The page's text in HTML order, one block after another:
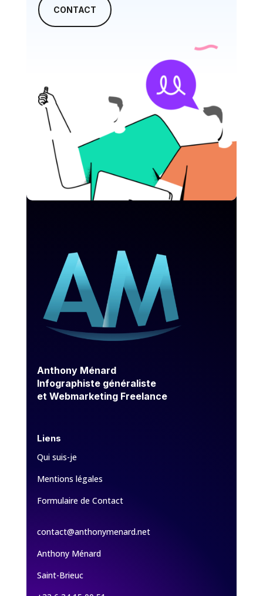
CONTACT
Anthony Ménard
Infographiste généraliste
et Webmarketing Freelance
Liens
Qui suis-je
Mentions légales
Formulaire de Contact
contact@anthonymenard.net
Anthony Ménard
Saint-Brieuc